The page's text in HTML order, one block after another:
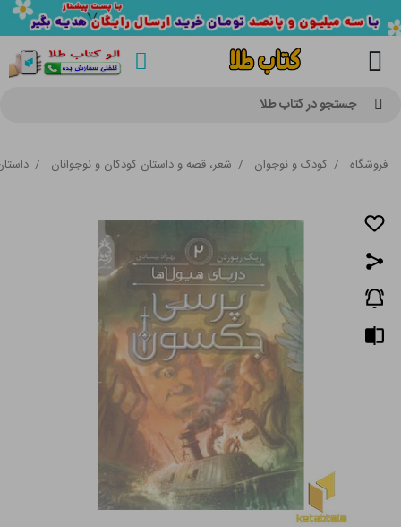
جستجو در کتاب طلا
فروشگاه / کودک و نوجوان / شعر، قصه و داستان کودکان و نوجوانان /